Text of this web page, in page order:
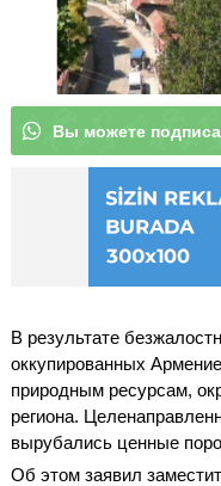
Вы можете подписа
В результате
оккупированных
природным ресурсам,
региона.
вырубались ценные
Об этом заявил